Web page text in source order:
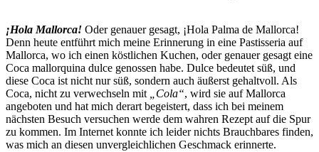
¡Hola Mallorca! Oder genauer gesagt, ¡Hola Palma de Mallorca!
Denn heute entführt mich meine Erinnerung in eine Pastisseria auf
Mallorca, wo ich einen köstlichen Kuchen, oder genauer gesagt eine
Coca mallorquina dulce genossen habe. Dulce bedeutet süß, und
diese Coca ist nicht nur süß, sondern auch äußerst gehaltvoll. Als
Coca, nicht zu verwechseln mit
„Cola“, wird sie auf Mallorca
angeboten und hat mich derart begeistert, dass ich bei meinem
nächsten Besuch versuchen werde dem wahren Rezept auf die Spur
zu kommen. Im Internet konnte ich leider nichts Brauchbares finden,
was mich an diesen unvergleichlichen Geschmack erinnerte.